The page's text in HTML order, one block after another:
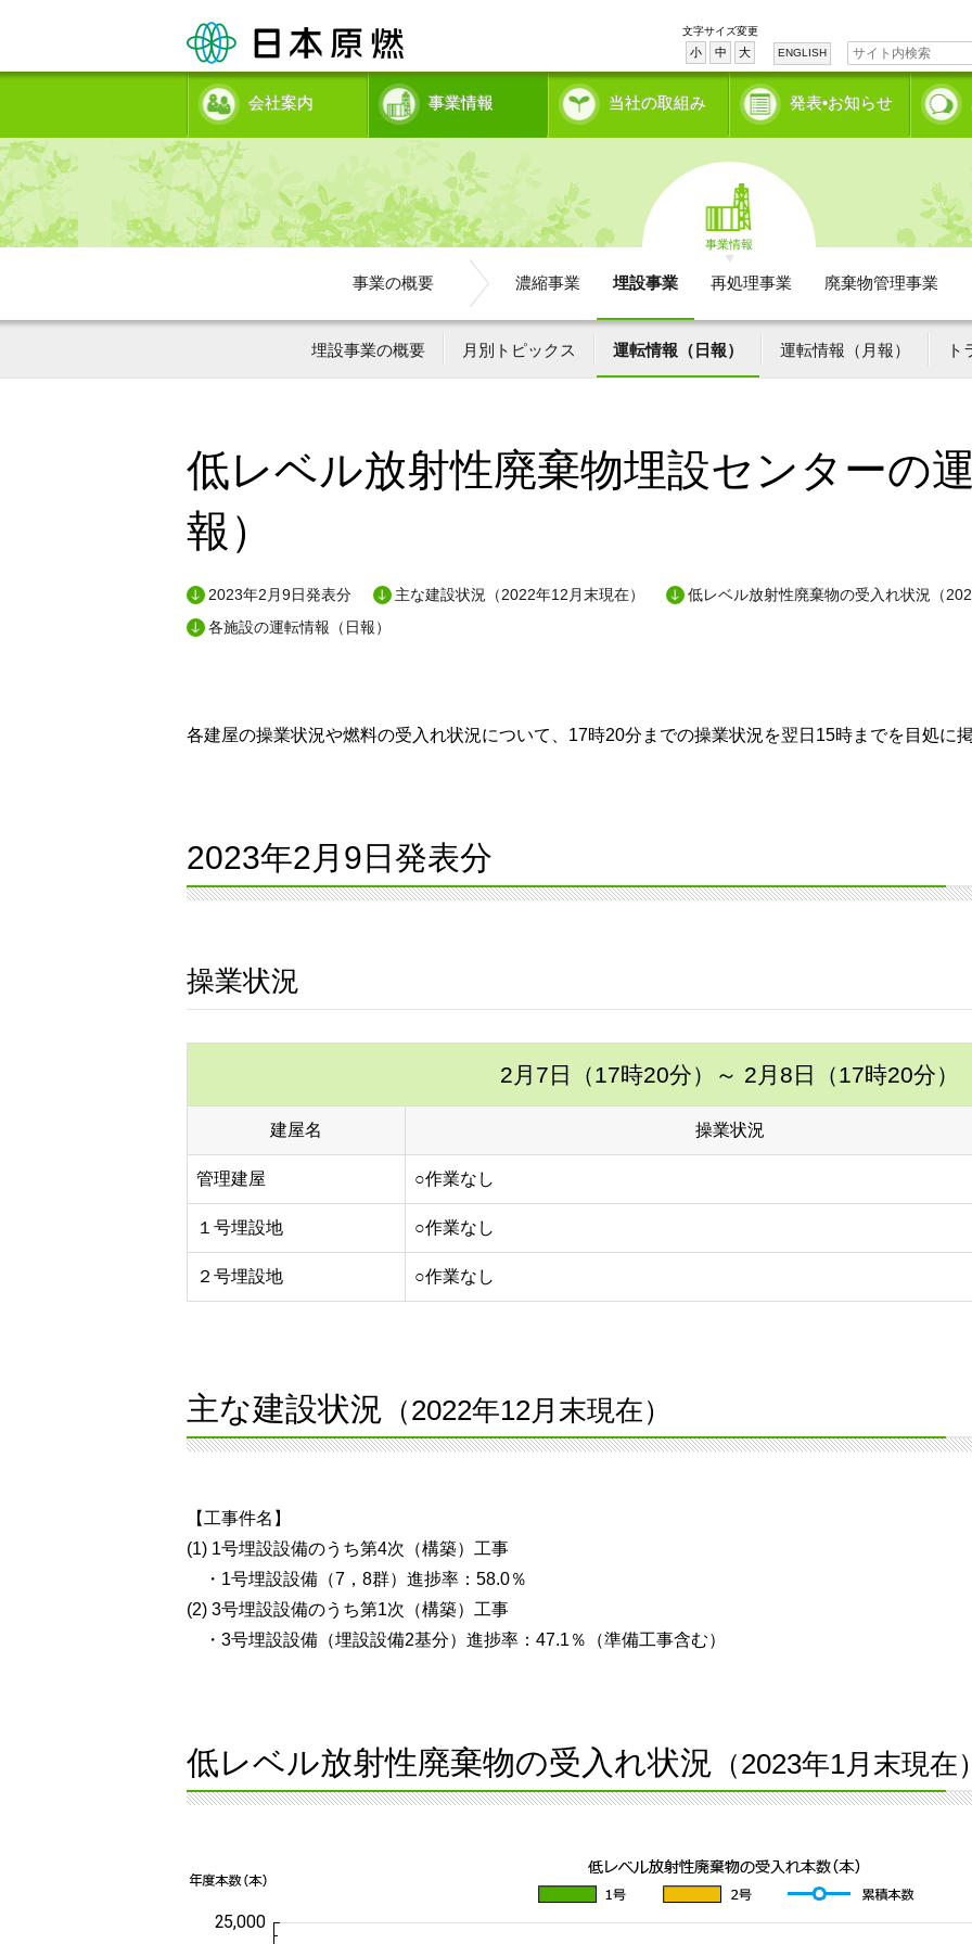
文字サイズ変更
小 中 大 ENGLISH
会社案内 事業情報 当社の取組み 発表•お知らせ
事業情報
事業の概要 濃縮事業 埋設事業 再処理事業 廃棄物管理事業
埋設事業の概要 月別トピックス 運転情報（日報） 運転情報（月報） ト
低レベル放射性廃棄物埋設センターの
報）
2023年2月9日発表分 主な建設状況（2022年12月末現在）
低レベル放射性廃棄物の受入れ状況（
各施設の運転情報（日報）
各建屋の操業状況や燃料の受入れ状況について、17時20分までの操業状況を翌日15時までを目処に
2023年2月9日発表分
操業状況
2月7日（17時20分） ～ 2月8日（17時20分）
建屋名 操業状況
管理建屋 ○作業なし
１号埋設地 ○作業なし
２号埋設地 ○作業なし
主な建設状況 （2022年12月末現在）
【工事件名】
(1) 1号埋設設備のうち第4次（構築）工事
・1号埋設設備（7，8群）進捗率：58.0％
(2) 3号埋設設備のうち第1次（構築）工事
・3号埋設設備（埋設設備2基分）進捗率：47.1％（準備工事含む）
低レベル放射性廃棄物の受入れ状況 （2023年1月末現在